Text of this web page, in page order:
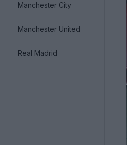
Manchester City
Manchester United
Real Madrid